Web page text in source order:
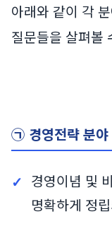
아래와 같이 각
질문들을 살펴볼
㉠ 경영전략 분야
경영이념 및
명확하게 정